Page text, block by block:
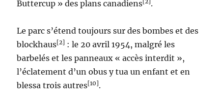
Buttercup » des plans canadiens
.
Le parc s’étend toujours sur des bombes et des
blockhaus[2] : le 20 avril 1954, malgré les
barbelés et les panneaux « accès interdit »,
l’éclatement d’un obus y tua un enfant et en
blessa trois autres[10].